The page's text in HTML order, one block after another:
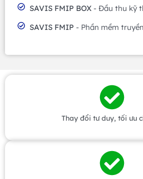
SAVIS FMIP BOX - Đầu thu kỹ
SAVIS FMIP - Phần mềm
Thay đổi tư duy, tối ưu